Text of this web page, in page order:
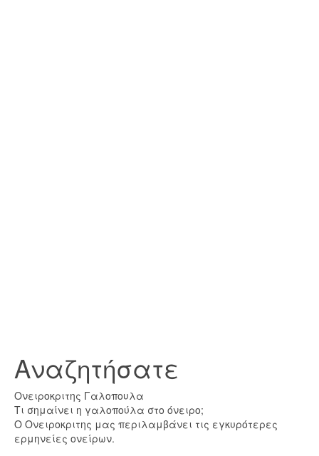
Αναζητήσατε
Ονειροκριτης Γαλοπουλα
Τι σημαίνει η γαλοπούλα στο όνειρο;
Ο Ονειροκριτης μας περιλαμβάνει τις εγκυρότερες
ερμηνείες ονείρων.